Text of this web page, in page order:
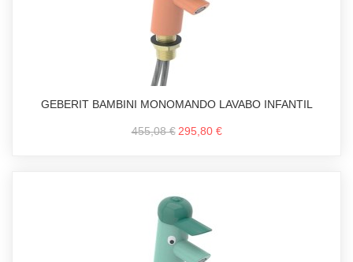
GEBERIT BAMBINI MONOMANDO LAVABO INFANTIL
455,08 € 295,80 €